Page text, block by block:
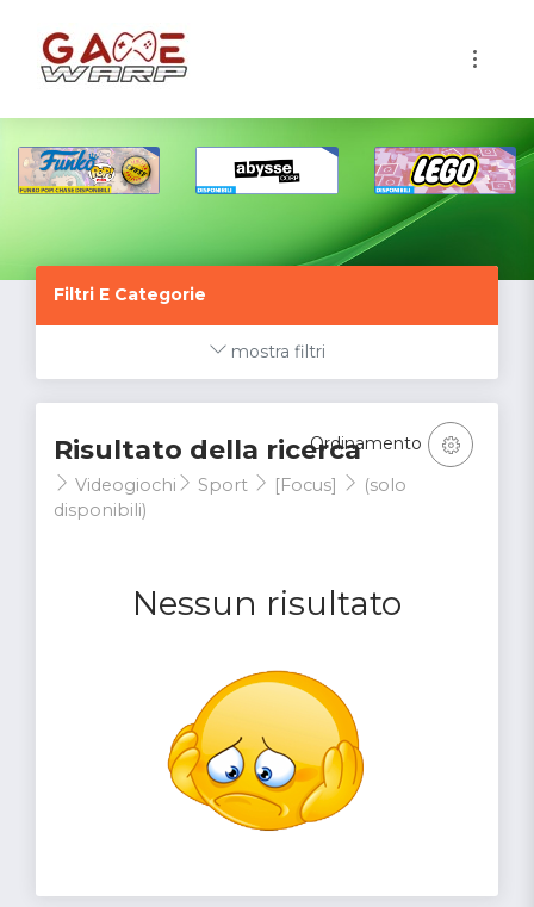
Filtri E Categorie
mostra filtri
Risultato della ricerca
Videogiochi Sport [Focus]
(solo
disponibili)
Nessun risultato
Ordinamento